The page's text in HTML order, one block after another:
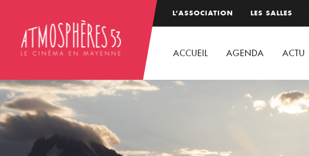
L’ASSOCIATION LES SALLES
ACCUEIL AGENDA ACTU